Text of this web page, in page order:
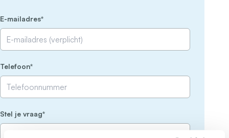
E-mailadres
Telefoon
Stel je vraag